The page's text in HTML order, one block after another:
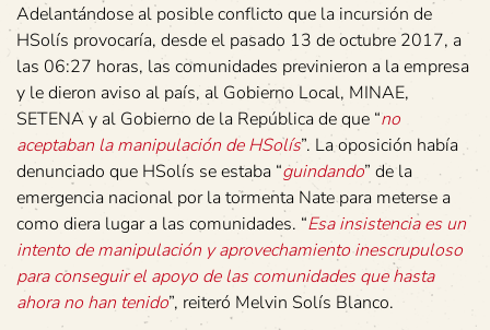
Adelantándose al posible conflicto que la incursión de
HSolís provocaría, desde el pasado 13 de octubre 2017, a
las 06:27 horas, las comunidades previnieron a la empresa
y le dieron aviso al país, al Gobierno Local, MINAE,
SETENA y al Gobierno de la República de que “no
aceptaban la manipulación de HSolís”. La oposición había
denunciado que HSolís se estaba “guindando” de la
emergencia nacional por la tormenta Nate para meterse a
como diera lugar a las comunidades. “Esa insistencia es un
intento de manipulación y aprovechamiento inescrupuloso
para conseguir el apoyo de las comunidades que hasta
ahora no han tenido”, reiteró Melvin Solís Blanco.